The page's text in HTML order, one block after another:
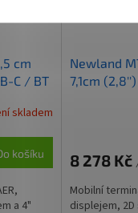
cm
C / BT
skladem
košíku
a 4"
Newland
7,1cm
8 278 Kč
Mobilní
displejem,